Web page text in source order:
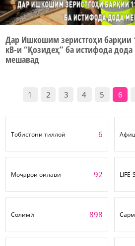
Дар Ишкошим зеристгоҳи барқии
кВ-и “Қозидеҳ” ба истифода дода
мешавад
1 2 3 4 5 6
Тобистони тиллоӣ 6
Моҷарои оилавӣ 92 LIFE-
Солимӣ 898